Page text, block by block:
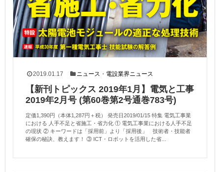
2019.01.17 ニュース ・ 電設業界ニュース
【新刊トピックス 2019年1月】電気と工事
2019年2月号 (第60巻第2号通巻783号)
定価1,390円（本体1,287円＋税） 発売日2019/01/15 特集 電気工事業
における 人手不足と省施工・省力化 ① 電気工事業における人手不足
の現状 ② キーワードは「採用前」より「採用後」 技術者・技能者
確保の秘訣、教えます！ ③ ICT・ロボットを活用した省...